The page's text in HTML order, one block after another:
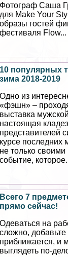
Фотограф Саша
для Make Your
образы гостей
фестиваля Flow...
10 популярных
зима 2018-2019
Одно из
«фэшн» –
выставка
настоящая
представителей
курсе последних
не только
событие,
Всего 7
прямо сейчас!
Одеваться на
сложно, добавьте
приближается, и
выглядеть по-